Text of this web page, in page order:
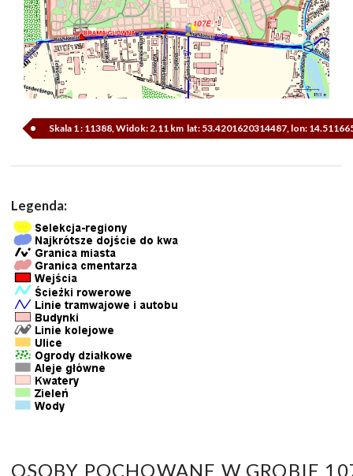
Skala 1 : 11388, Widok: 2.11 km lat: 53.4201620314487, lon:
Legenda:
OSOBY POCHOWANE W GROBIE